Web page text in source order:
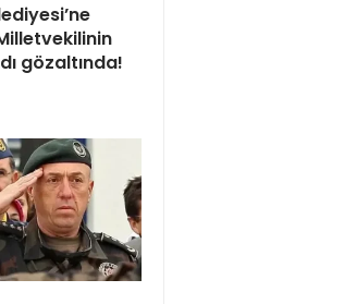
gözaltında!